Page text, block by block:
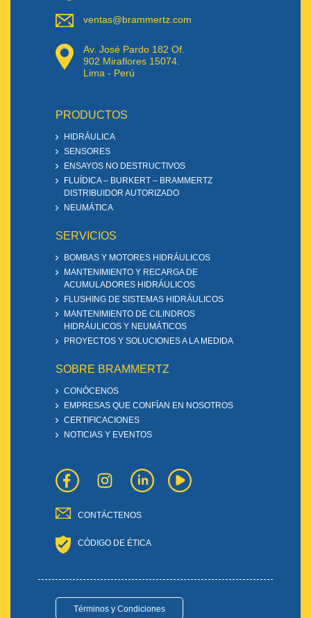
ventas@brammertz.com
Av. José Pardo 182 Of.
902 Miraflores 15074.
Lima - Perú
PRODUCTOS
HIDRÁULICA
SENSORES
ENSAYOS NO DESTRUCTIVOS
FLUÍDICA – BURKERT – BRAMMERTZ
DISTRIBUIDOR AUTORIZADO
NEUMÁTICA
SERVICIOS
BOMBAS Y MOTORES HIDRÁULICOS
MANTENIMIENTO Y RECARGA DE
ACUMULADORES HIDRÁULICOS
FLUSHING DE SISTEMAS HIDRÁULICOS
MANTENIMIENTO DE CILINDROS
HIDRÁULICOS Y NEUMÁTICOS
PROYECTOS Y SOLUCIONES A LA MEDIDA
SOBRE BRAMMERTZ
CONÓCENOS
EMPRESAS QUE CONFÍAN EN NOSOTROS
CERTIFICACIONES
NOTICIAS Y EVENTOS
CONTÁCTENOS
CÓDIGO DE ÉTICA
Términos y Condiciones